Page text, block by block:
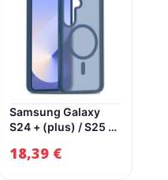
Samsung Galaxy
S24 + (plus) / S25 +
Cover – Magsafe
18,39 €